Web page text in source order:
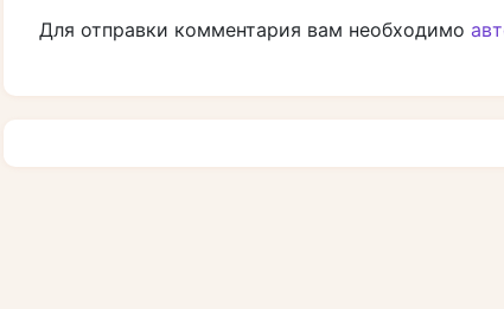
Для отправки комментария вам необходимо